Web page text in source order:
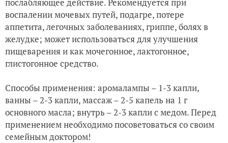
воспалении мочевых путей, подагре, потере
аппетита, легочных заболеваниях, гриппе, болях в
желудке; может использоваться для улучшения
пищеварения и как мочегонное, лактогонное,
глистогонное средство.
Способы применения: аромалампы – 1-3 капли,
ванны – 2-3 капли, массаж – 2-5 капель на 1 г
основного масла; внутрь – 2-3 капли с медом. Перед
применением необходимо посоветоваться со своим
семейным доктором!